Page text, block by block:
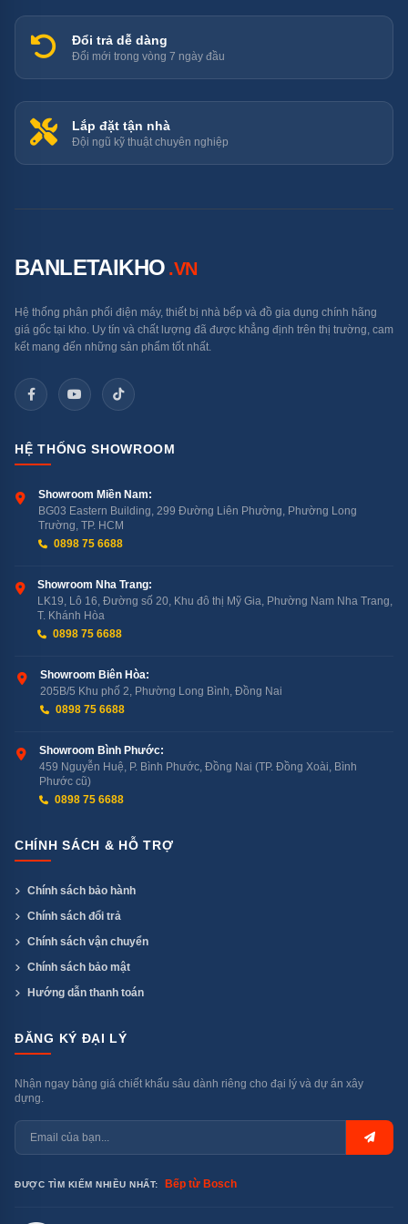
Máy rửa bát Kocher không chỉ là một thiết bị, mà
còn là điểm nhấn thẩm mỹ cho không gian bếp của
Được sản xuất từ những vật liệu cao cấp, máy rửa
bát Kocher đảm bảo tuổi thọ lâu dài, giúp bạn yên
tâm sử dụng trong nhiều năm.
tham khảo:
STT Mã sản phẩm
KDEU8835
2
Máy rửa bát Kocher
KDEU-8866S8
đồng
KDEU-8838
4
Đừng bỏ lỡ cơ hội sở hữu máy rửa bát Kocher để tận
hệ ngay vớiBán Lẻ Tại Kho
nhận những ưu đãi hấp dẫn nhất! Chúng tôi cam kết
mang đến cho quý khách sản phẩm chính hãng, chất
Đổi trả dễ dàng
Đổi mới trong vòng 7 ngày đầu
Lắp đặt tận nhà
Đội ngũ kỹ thuật chuyên nghiệp
BANLETAIKHO .VN
Hệ thống phân phối điện máy, thiết bị nhà bếp và đồ gia dụng chính hãng
giá gốc tại kho. Uy tín và chất lượng đã được khẳng định trên thị trường, cam
kết mang đến những sản phẩm tốt nhất.
HỆ THỐNG SHOWROOM
Showroom Miền Nam:
BG03 Eastern Building, 299 Đường Liên Phường, Phường Long
Trường, TP. HCM
0898 75 6688
Showroom Nha Trang:
LK19, Lô 16, Đường số 20, Khu đô thị Mỹ Gia, Phường Nam Nha Trang,
T. Khánh Hòa
0898 75 6688
Showroom Biên Hòa:
205B/5 Khu phố 2, Phường Long Bình, Đồng Nai
0898 75 6688
Showroom Bình Phước:
459 Nguyễn Huệ, P. Bình Phước, Đồng Nai (TP. Đồng Xoài, Bình
Phước cũ)
0898 75 6688
CHÍNH SÁCH & HỖ TRỢ
Chính sách bảo hành
Chính sách đổi trả
Chính sách vận chuyển
Chính sách bảo mật
Hướng dẫn thanh toán
ĐĂNG KÝ ĐẠI LÝ
Nhận ngay bảng giá chiết khấu sâu dành riêng cho đại lý và dự án xây
dựng.
ĐƯỢC TÌM KIẾM NHIỀU NHẤT: Bếp từ Bosch